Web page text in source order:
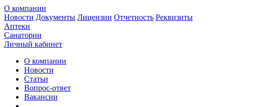
О компании
Новости Документы Лицензии Отчетность Реквизиты
Аптеки
Санатории
Личный кабинет
О компании
Новости
Статьи
Вопрос-ответ
Вакансии